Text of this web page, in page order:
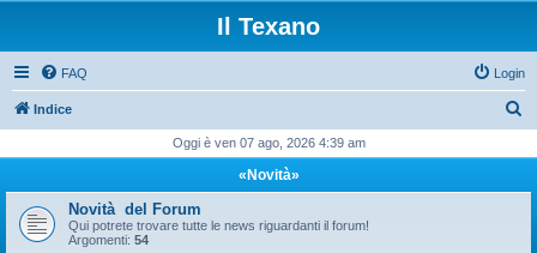
Il Texano
FAQ Login
Indice
c
Oggi è ven 07 ago, 2026 4:39 am
«Novità»
Novità del Forum
Qui potrete trovare tutte le news riguardanti il forum!
Argomenti: 54